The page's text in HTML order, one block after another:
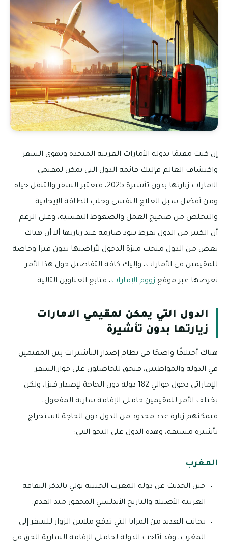
إن كنت مقيمًا بدولة الأمارات العربية المتحدة وتهوى السفر
واكتشاف العالم فإليك قائمة الدول التي يمكن لمقيمي
الامارات زيارتها بدون تأشيرة 2025، فيعتبر السفر والتنقل حياه
ومن أفضل سبل العلاج النفسي وجلب الطاقة الإيجابية
والتخلص من ضجيج العمل والضغوط النفسية، وعلى الرغم
أن الكثير من الدول تفرط بنود صارمة عند زيارتها ألا أن هناك
بعض من الدول منحت ميزة الدخول لأراضيها بدون فيزا وخاصة
للمقيمين في الأمارات، وإليك كافة التفاصيل حول هذا الأمر
نعرضها عبر موقعزووم الإمارات، فتابع العناوين التالية.
الدول التي يمكن لمقيمي الامارات
زيارتها بدون تأشيرة
هناك أختلافًا واضحًا في نظام إصدار التأشيرات بين المقيمين
في الدولة والمواطنين، فيحق للحاصلون على جواز السفر
الإماراتي دخول حوالي 182 دولة دون الحاجة لإصدار فيزا، ولكن
يختلف الأمر للمقيمين حاملي الإقامة سارية المفعول،
فيمكنهم زيارة عدد محدود من الدول دون الحاجة لاستخراج
تأشيرة مسبقة، وهذه الدول على النحو الآتي:
المغرب
حين الحديث عن دولة المغرب الحبيبة نولي بالذكر الثقافة
العربية الأصيلة والتاريخ الأندلسي المحفور منذ القدم.
بجانب العديد من المزايا التي تدفع ملايين الزوار للسفر إلى
المغرب، وقد أتاحت الدولة لحاملي الإقامة السارية الحق في